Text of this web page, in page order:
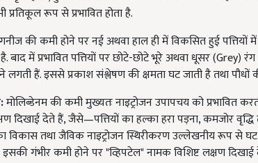
प्रतिकूल रूप से प्रभावित होता है.
की कमी होने पर नई अथवा हाल ही में विकसित हुई
बाद में प्रभावित पत्तियों पर छोटे-छोटे भूरे अथवा धूसर
लगती हैं. इससे प्रकाश संश्लेषण की क्षमता घट जाती है तथा पौधों
मोलिब्डेनम की कमी मुख्यतः नाइट्रोजन उपापचय को प्रभावित
दिखाई देते हैं, जैसे—पत्तियों का हल्का हरा पड़ना, कमजोर वृद्धि
विकास तथा जैविक नाइट्रोजन स्थिरीकरण उल्लेखनीय रूप से
गंभीर कमी होने पर "व्हिपटेल" नामक विशिष्ट लक्षण